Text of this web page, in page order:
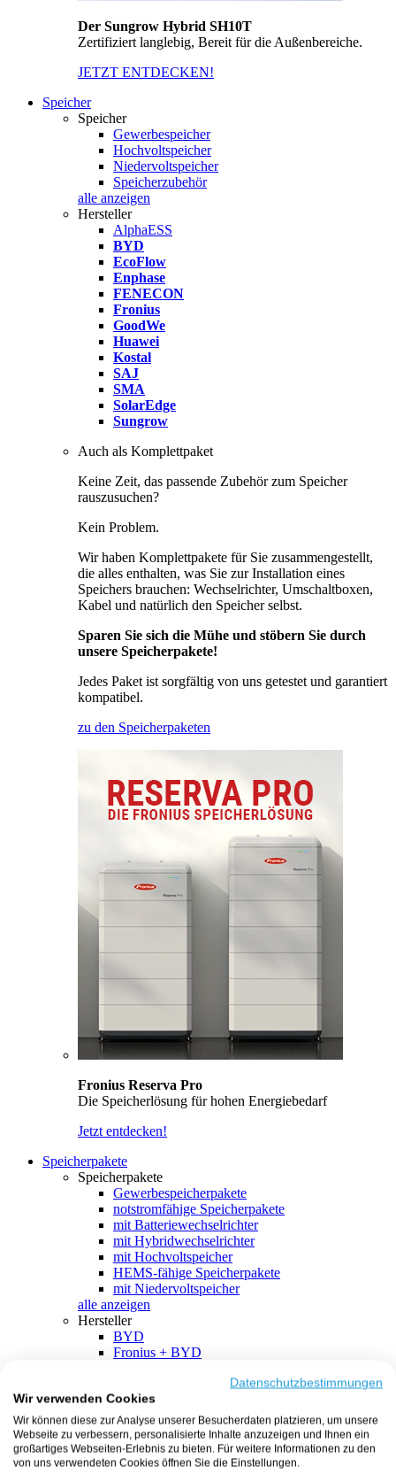
Der Sungrow Hybrid SH10T
Zertifiziert langlebig, Bereit für die Außenbereiche.
JETZT ENTDECKEN!
Speicher
Speicher
Gewerbespeicher
Hochvoltspeicher
Niedervoltspeicher
Speicherzubehör
alle anzeigen
Hersteller
AlphaESS
BYD
EcoFlow
Enphase
FENECON
Fronius
GoodWe
Huawei
Kostal
SAJ
SMA
SolarEdge
Sungrow
Auch als Komplettpaket
Keine Zeit, das passende Zubehör zum Speicher
rauszusuchen?
Kein Problem.
Wir haben Komplettpakete für Sie zusammengestellt,
die alles enthalten, was Sie zur Installation eines
Speichers brauchen: Wechselrichter, Umschaltboxen,
Kabel und natürlich den Speicher selbst.
Sparen Sie sich die Mühe und stöbern Sie durch
unsere Speicherpakete!
Jedes Paket ist sorgfältig von uns getestet und garantiert
kompatibel.
zu den Speicherpaketen
Fronius Reserva Pro
Die Speicherlösung für hohen Energiebedarf
Jetzt entdecken!
Speicherpakete
Speicherpakete
Gewerbespeicherpakete
notstromfähige Speicherpakete
mit Batteriewechselrichter
mit Hybridwechselrichter
mit Hochvoltspeicher
HEMS-fähige Speicherpakete
mit Niedervoltspeicher
alle anzeigen
Hersteller
BYD
Fronius + BYD
SMA + BYD
EcoFlow
EcoFlow + EcoFlow
FENECON
FENECON + FENECON
Datenschutzbestimmungen
Wir verwenden Cookies
Wir können diese zur Analyse unserer Besucherdaten platzieren, um unsere
Webseite zu verbessern, personalisierte Inhalte anzuzeigen und Ihnen ein
großartiges Webseiten-Erlebnis zu bieten. Für weitere Informationen zu den
von uns verwendeten Cookies öffnen Sie die Einstellungen.